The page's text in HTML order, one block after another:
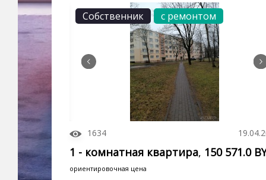
Собственник с ремонтом
1634
1 - комнатная квартира, 150 571.0
ориентировочная цена